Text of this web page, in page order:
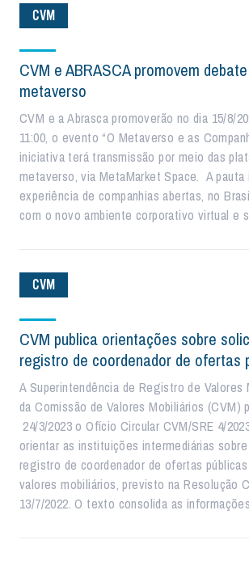
CVM
CVM e ABRASCA promovem
metaverso
CVM e a Abrasca promoverão no dia 15/8/
11:00, o evento “O Metaverso e as
iniciativa terá transmissão por meio das
metaverso, via MetaMarket Space. A pauta
experiência de companhias abertas, no
com o novo ambiente corporativo virtual e
CVM
CVM publica orientações sobre
registro de coordenador de ofertas
A Superintendência de Registro de Valores
da Comissão de Valores Mobiliários (CVM)
24/3/2023 o Ofício Circular CVM/SRE 4/
orientar as instituições intermediárias
registro de coordenador de ofertas
valores mobiliários, previsto na Resolução
13/7/2022. O texto consolida as